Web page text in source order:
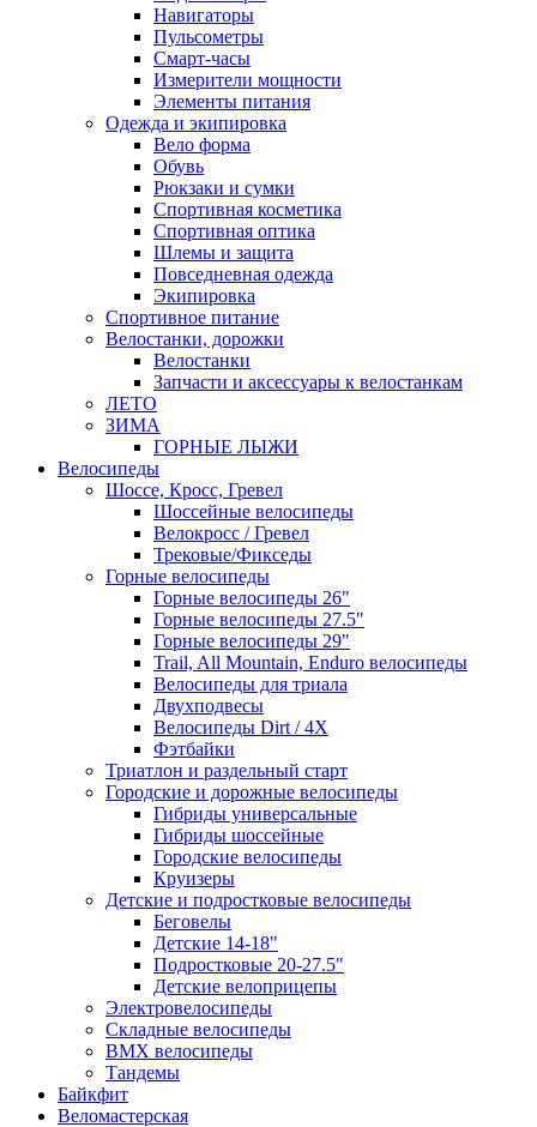
Навигаторы
Пульсометры
Смарт-часы
Измерители мощности
Элементы питания
Одежда и экипировка
Вело форма
Обувь
Рюкзаки и сумки
Спортивная косметика
Спортивная оптика
Шлемы и защита
Повседневная одежда
Экипировка
Спортивное питание
Велостанки, дорожки
Велостанки
Запчасти и аксессуары к велостанкам
ЛЕТО
ЗИМА
ГОРНЫЕ ЛЫЖИ
Велосипеды
Шоссе, Кросс, Гревел
Шоссейные велосипеды
Велокросс / Гревел
Трековые/Фикседы
Горные велосипеды
Горные велосипеды 26"
Горные велосипеды 27.5"
Горные велосипеды 29"
Trail, All Mountain, Enduro велосипеды
Велосипеды для триала
Двухподвесы
Велосипеды Dirt / 4X
Фэтбайки
Триатлон и раздельный старт
Городские и дорожные велосипеды
Гибриды универсальные
Гибриды шоссейные
Городские велосипеды
Круизеры
Детские и подростковые велосипеды
Беговелы
Детские 14-18"
Подростковые 20-27.5"
Детские велоприцепы
Электровелосипеды
Складные велосипеды
BMX велосипеды
Тандемы
Байкфит
Веломастерская